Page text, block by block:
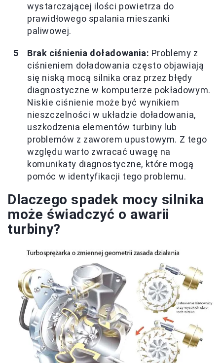
wystarczającej ilości powietrza do
prawidłowego spalania mieszanki
paliwowej.
Brak ciśnienia doładowania: Problemy z
ciśnieniem doładowania często objawiają
się niską mocą silnika oraz przez błędy
diagnostyczne w komputerze pokładowym.
Niskie ciśnienie może być wynikiem
nieszczelności w układzie doładowania,
uszkodzenia elementów turbiny lub
problemów z zaworem upustowym. Z tego
względu warto zwracać uwagę na
komunikaty diagnostyczne, które mogą
pomóc w identyfikacji tego problemu.
Dlaczego spadek mocy silnika
może świadczyć o awarii
turbiny?